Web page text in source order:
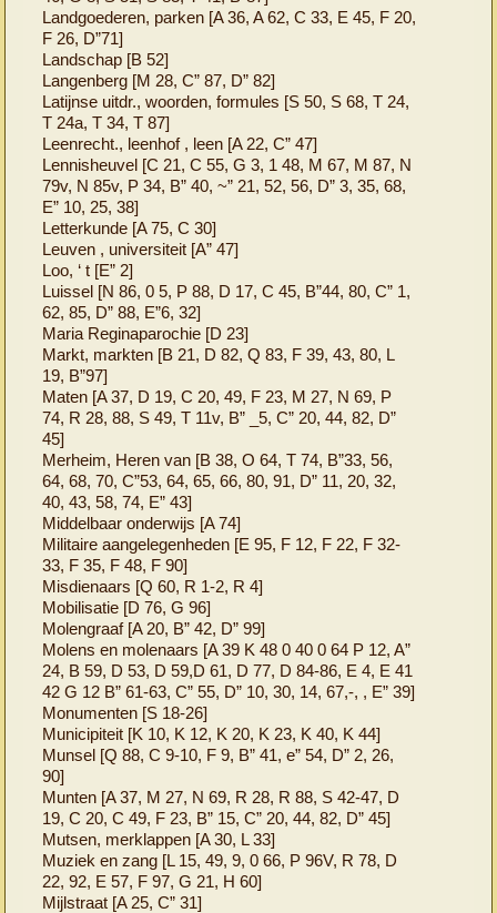
Landgoederen, parken [A 36, A 62, C 33, E 45, F 20,
F 26, D”71]
Landschap [B 52]
Langenberg [M 28, C” 87, D” 82]
Latijnse uitdr., woorden, formules [S 50, S 68, T 24,
T 24a, T 34, T 87]
Leenrecht., leenhof , leen [A 22, C” 47]
Lennisheuvel [C 21, C 55, G 3, 1 48, M 67, M 87, N
79v, N 85v, P 34, B” 40, ~” 21, 52, 56, D” 3, 35, 68,
E” 10, 25, 38]
Letterkunde [A 75, C 30]
Leuven , universiteit [A” 47]
Loo, ‘ t [E” 2]
Luissel [N 86, 0 5, P 88, D 17, C 45, B”44, 80, C” 1,
62, 85, D” 88, E”6, 32]
Maria Reginaparochie [D 23]
Markt, markten [B 21, D 82, Q 83, F 39, 43, 80, L
19, B”97]
Maten [A 37, D 19, C 20, 49, F 23, M 27, N 69, P
74, R 28, 88, S 49, T 11v, B” _5, C” 20, 44, 82, D”
45]
Merheim, Heren van [B 38, O 64, T 74, B”33, 56,
64, 68, 70, C”53, 64, 65, 66, 80, 91, D” 11, 20, 32,
40, 43, 58, 74, E” 43]
Middelbaar onderwijs [A 74]
Militaire aangelegenheden [E 95, F 12, F 22, F 32-
33, F 35, F 48, F 90]
Misdienaars [Q 60, R 1-2, R 4]
Mobilisatie [D 76, G 96]
Molengraaf [A 20, B” 42, D” 99]
Molens en molenaars [A 39 K 48 0 40 0 64 P 12, A”
24, B 59, D 53, D 59,D 61, D 77, D 84-86, E 4, E 41
42 G 12 B” 61-63, C” 55, D” 10, 30, 14, 67,-, , E” 39]
Monumenten [S 18-26]
Municipiteit [K 10, K 12, K 20, K 23, K 40, K 44]
Munsel [Q 88, C 9-10, F 9, B” 41, e” 54, D” 2, 26,
90]
Munten [A 37, M 27, N 69, R 28, R 88, S 42-47, D
19, C 20, C 49, F 23, B” 15, C” 20, 44, 82, D” 45]
Mutsen, merklappen [A 30, L 33]
Muziek en zang [L 15, 49, 9, 0 66, P 96V, R 78, D
22, 92, E 57, F 97, G 21, H 60]
Mijlstraat [A 25, C” 31]